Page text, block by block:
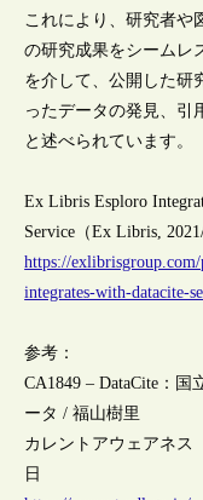
これにより、研究者や
の研究成果をシームレ
を介して、公開した研
ったデータの発見、引
と述べられています。
Ex Libris Esploro
Service（Ex Libris, 2021/
https://exlibrisgroup.com/
integrates-with-datacite-
参考：
CA1849 – DataCite：
ータ / 福山樹里
カレントアウェアネ
日